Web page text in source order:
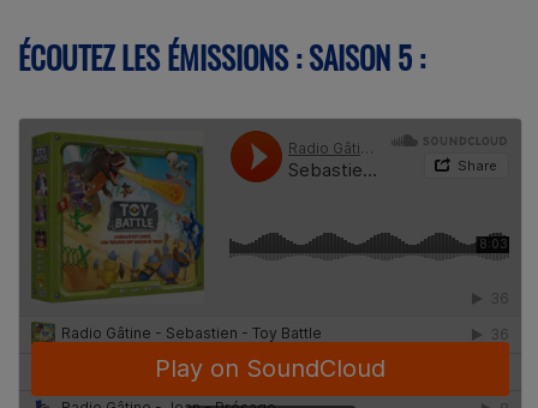
ÉCOUTEZ LES ÉMISSIONS : SAISON 5 :